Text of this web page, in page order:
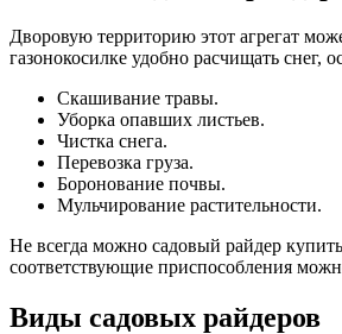
Дворовую территорию этот агрегат
газонокосилке удобно расчищать
Скашивание травы.
Уборка опавших листьев.
Чистка снега.
Перевозка груза.
Боронование почвы.
Мульчирование растительности.
Не всегда можно садовый райдер
соответствующие приспособления
Виды садовых райдеров